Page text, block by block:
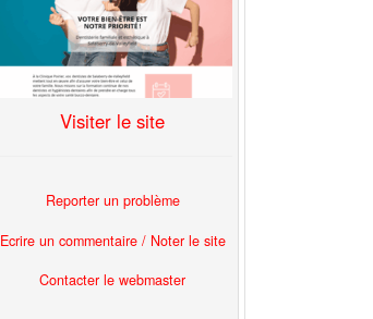
Visiter le site
Reporter un problème
Ecrire un commentaire / Noter le site
Contacter le webmaster